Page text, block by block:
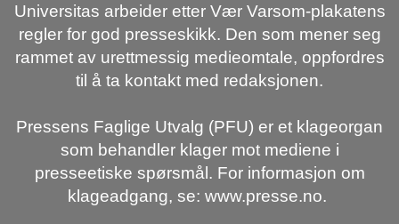
Universitas arbeider etter Vær Varsom-plakatens
regler for god presseskikk. Den som mener seg
rammet av urettmessig medieomtale, oppfordres
til å ta kontakt med redaksjonen.
Pressens Faglige Utvalg (PFU) er et klageorgan
som behandler klager mot mediene i
presseetiske spørsmål. For informasjon om
klageadgang, se: www.presse.no.